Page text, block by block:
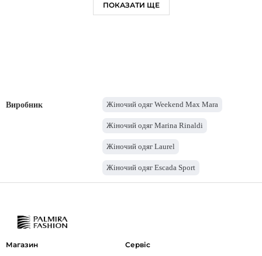
ПОКАЗАТИ ЩЕ
Виробник Жіночий одяг Weekend Max Mara
Жіночий одяг Marina Rinaldi
Жіночий одяг Laurel
Жіночий одяг Escada Sport
Жіночий одяг BOSS
Магазин Сервіс